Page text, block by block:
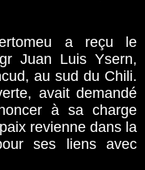
a reçu le
Juan Luis Ysern,
au sud du Chili.
avait demandé
à sa charge
revienne dans la
ses liens avec